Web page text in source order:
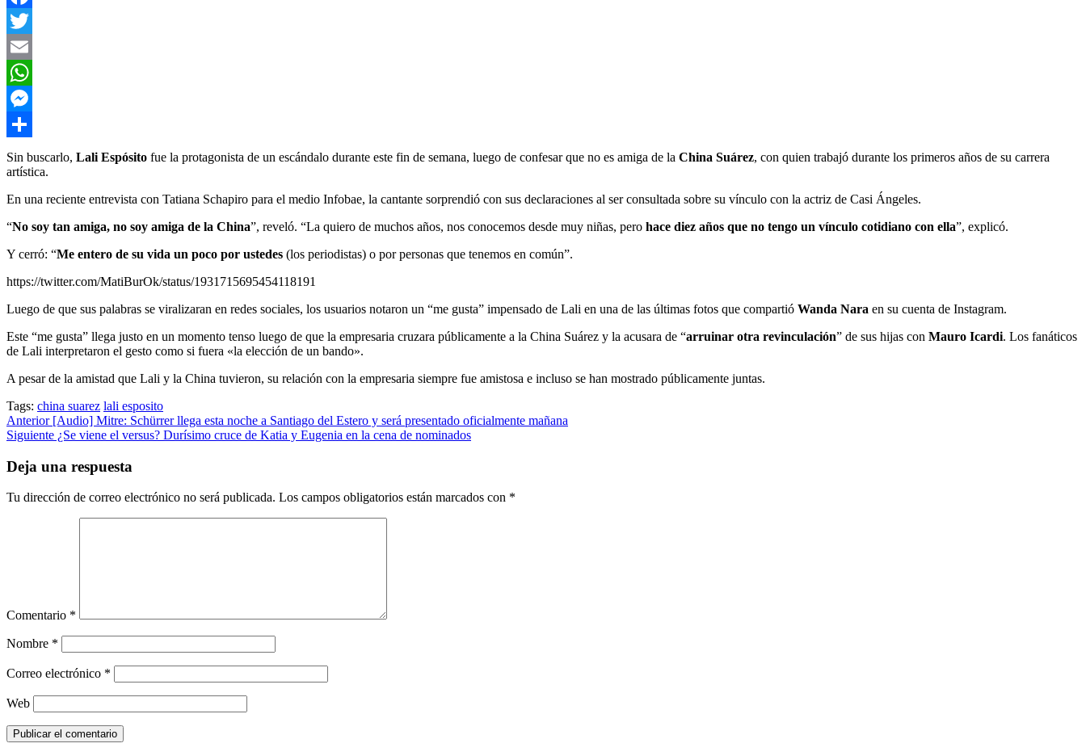
Facebook
Twitter
Email
WhatsApp
Messenger
Compartir
Sin buscarlo, Lali Espósito fue la protagonista de un escándalo durante este fin de semana, luego de confesar que no es amiga de la China Suárez, con quien trabajó durante los primeros años de su carrera
artística.
En una reciente entrevista con Tatiana Schapiro para el medio Infobae, la cantante sorprendió con sus declaraciones al ser consultada sobre su vínculo con la actriz de Casi Ángeles.
“No soy tan amiga, no soy amiga de la China”, reveló. “La quiero de muchos años, nos conocemos desde muy niñas, pero hace diez años que no tengo un vínculo cotidiano con ella”, explicó.
Y cerró: “Me entero de su vida un poco por ustedes (los periodistas) o por personas que tenemos en común”.
https://twitter.com/MatiBurOk/status/1931715695454118191
Luego de que sus palabras se viralizaran en redes sociales, los usuarios notaron un “me gusta” impensado de Lali en una de las últimas fotos que compartió Wanda Nara en su cuenta de Instagram.
Este “me gusta” llega justo en un momento tenso luego de que la empresaria cruzara públicamente a la China Suárez y la acusara de “arruinar otra revinculación” de sus hijas con Mauro Icardi. Los fanáticos
de Lali interpretaron el gesto como si fuera «la elección de un bando».
A pesar de la amistad que Lali y la China tuvieron, su relación con la empresaria siempre fue amistosa e incluso se han mostrado públicamente juntas.
Tags: china suarez lali esposito
Post
navigation
Anterior[Audio] Mitre: Schürrer llega esta noche a Santiago del Estero y será presentado oficialmente mañana
Siguiente ¿Se viene el versus? Durísimo cruce de Katia y Eugenia en la cena de nominados
Deja una respuesta
Tu dirección de correo electrónico no será publicada. Los campos obligatorios están marcados con *
Comentario *
Nombre *
Correo electrónico *
Web